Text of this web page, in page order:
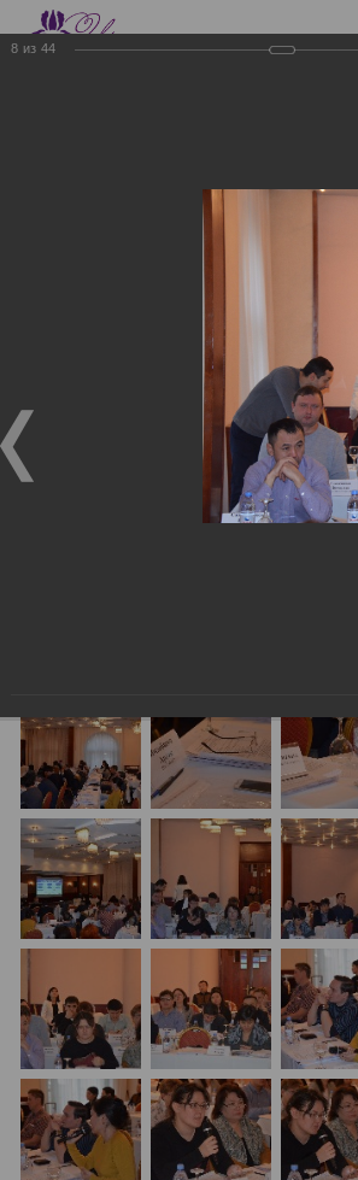
Презентации
ЭЛЕКТРОННЫЕ
ФАКТУРЫ.
ЭЛЕКТРОННЫЕ СЧЕТА-
СКЛАД.
Семинар с КГД и разработчиками
8 из 44